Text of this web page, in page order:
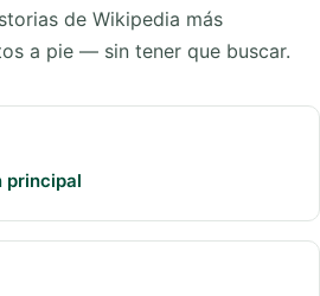
de Wikipedia más
a pie — sin tener que buscar.
principal